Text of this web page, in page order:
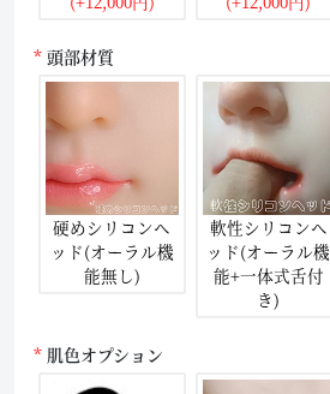
頭部材質
硬めシリコンヘ
ッド(オーラル機
能無し)
軟性シリコンヘ
ッド(オーラル機
能+一体式舌付
き)
肌色オプション